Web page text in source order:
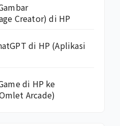
Creator) di HP
di HP (Aplikasi
di HP ke
Arcade)